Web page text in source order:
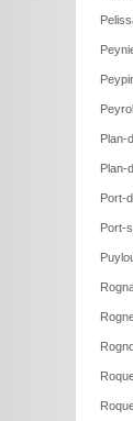
Plan-
Plan-
Port-
Port-